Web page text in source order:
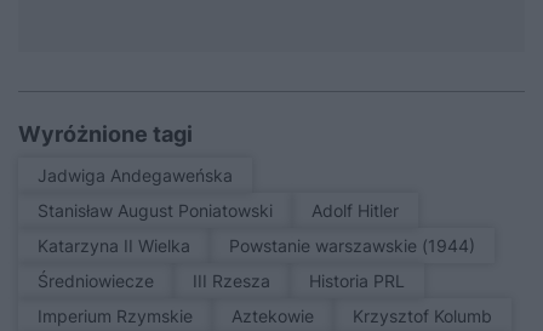
Wyróżnione tagi
Jadwiga Andegaweńska
Stanisław August Poniatowski
Adolf Hitler
Katarzyna II Wielka
Powstanie warszawskie (1944)
średniowiecze
III Rzesza
Historia PRL
Imperium Rzymskie
Aztekowie
Krzysztof Kolumb